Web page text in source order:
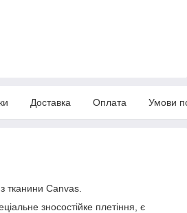
Доставка Оплата Умови
тканини Canvas.
зносостійке плетіння, є